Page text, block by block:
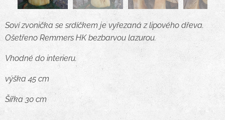
Soví zvonička se srdíčkem je vyřezaná z lipového dřeva.
Ošetřeno Remmers HK bezbarvou lazurou.
Vhodné do interieru.
výška 45 cm
Šířka 30 cm